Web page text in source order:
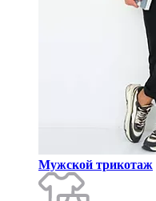
Мужской трикотаж